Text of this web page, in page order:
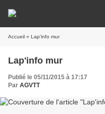
Accueil » Lap'info mur
Lap'info mur
Publié le 05/11/2015 à 17:17
Par AGVTT